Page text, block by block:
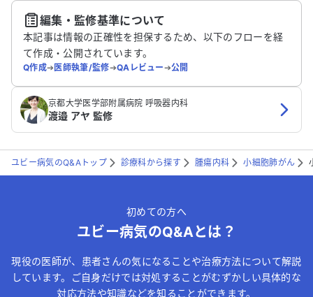
送信する
編集・監修基準について
本記事は情報の正確性を担保するため、以下のフローを経
て作成・公開されています。
Q作成➔医師執筆/監修➔QAレビュー➔公開
京都大学医学部附属病院 呼吸器内科
渡邉 アヤ 監修
ユビー病気のQ&Aトップ 診療科から探す 腫瘍内科 小細胞肺がん
初めての方へ
ユビー病気のQ&Aとは？
現役の医師が、患者さんの気になることや治療方法について解説
しています。ご自身だけでは対処することがむずかしい具体的な
対応方法や知識などを知ることができます。